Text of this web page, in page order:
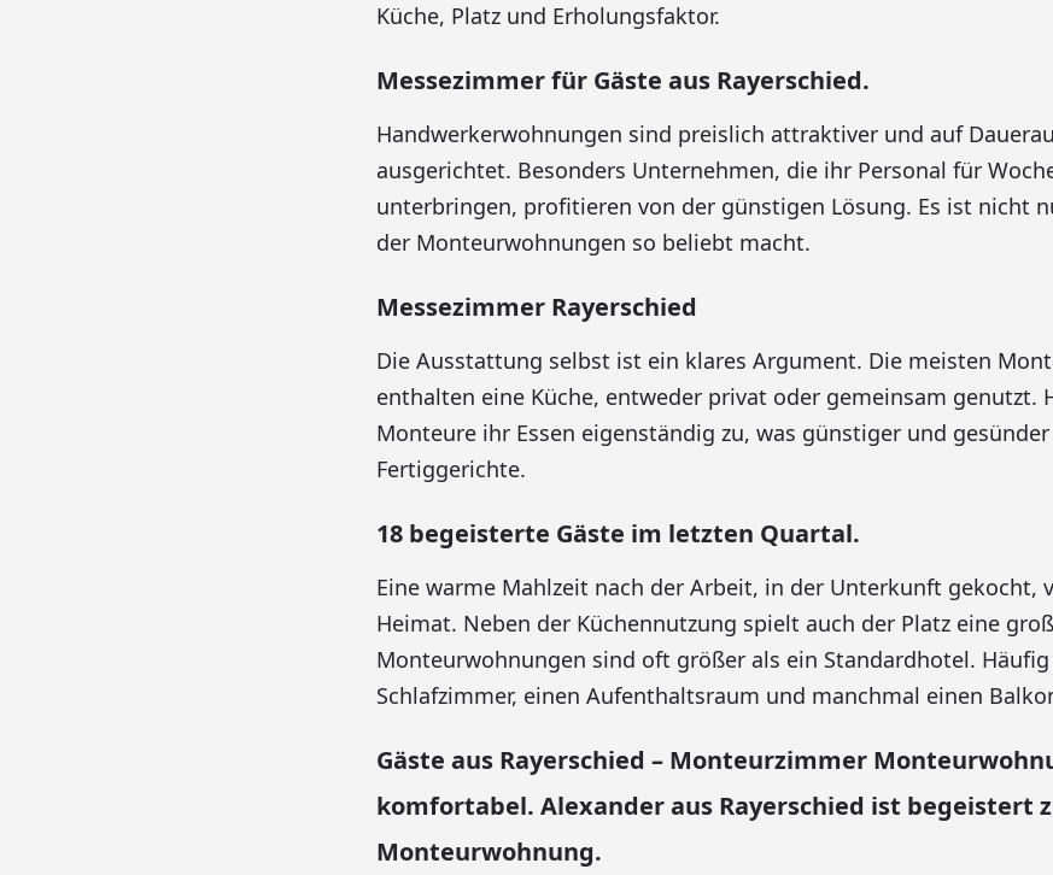
Küche, Platz und Erholungsfaktor.
Messezimmer für Gäste aus Rayerschied.
Handwerkerwohnungen sind preislich attraktiver und auf
ausgerichtet. Besonders Unternehmen, die ihr Personal für
unterbringen, profitieren von der günstigen Lösung. Es ist nicht
der Monteurwohnungen so beliebt macht.
Messezimmer Rayerschied
Die Ausstattung selbst ist ein klares Argument. Die meisten
enthalten eine Küche, entweder privat oder gemeinsam genutzt.
Monteure ihr Essen eigenständig zu, was günstiger und
Fertiggerichte.
18 begeisterte Gäste im letzten Quartal.
Eine warme Mahlzeit nach der Arbeit, in der Unterkunft gekocht,
Heimat. Neben der Küchennutzung spielt auch der Platz eine
Monteurwohnungen sind oft größer als ein Standardhotel.
Schlafzimmer, einen Aufenthaltsraum und manchmal einen
Gäste aus Rayerschied – Monteurzimmer
komfortabel. Alexander aus Rayerschied ist begeistert
Monteurwohnung.